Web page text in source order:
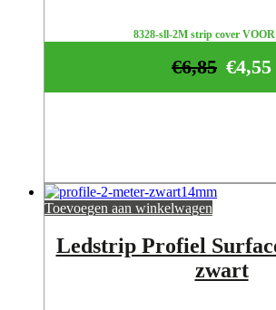
8328-sll-2M strip cover
€4,55
€6,85
Toevoegen aan winkelwagen
Ledstrip Profiel
zwart